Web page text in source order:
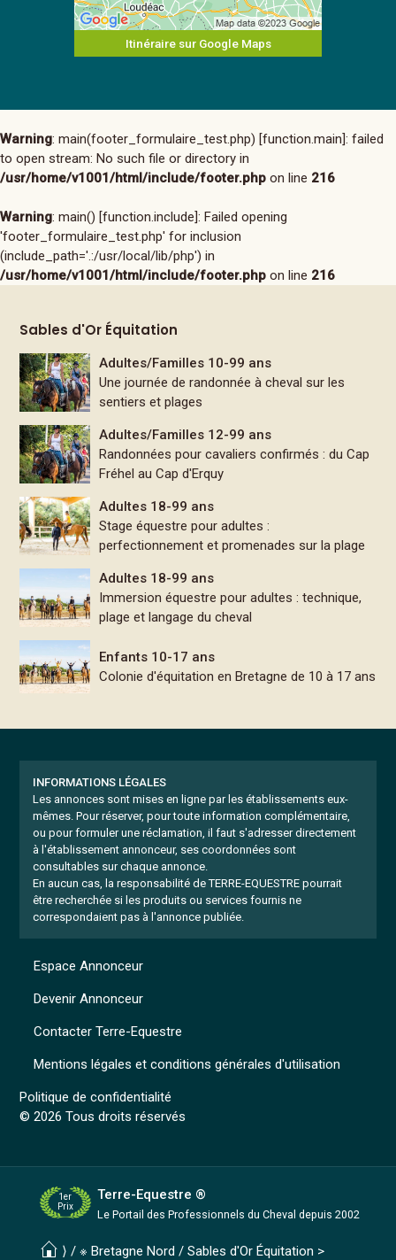
Itinéraire sur Google Maps
Warning: main(footer_formulaire_test.php) [function.main]: failed
to open stream: No such file or directory in
/usr/home/v1001/html/include/footer.php on line 216
Warning: main() [function.include]: Failed opening
'footer_formulaire_test.php' for inclusion
(include_path='.:/usr/local/lib/php') in
/usr/home/v1001/html/include/footer.php on line 216
Sables d'Or Équitation
Adultes/Familles 10-99 ans
Une journée de randonnée à cheval sur les
sentiers et plages
Adultes/Familles 12-99 ans
Randonnées pour cavaliers confirmés : du Cap
Fréhel au Cap d'Erquy
Adultes 18-99 ans
Stage équestre pour adultes :
perfectionnement et promenades sur la plage
Adultes 18-99 ans
Immersion équestre pour adultes : technique,
plage et langage du cheval
Enfants 10-17 ans
Colonie d'équitation en Bretagne de 10 à 17 ans
INFORMATIONS LÉGALES
Les annonces sont mises en ligne par les établissements eux-
mêmes. Pour réserver, pour toute information complémentaire,
ou pour formuler une réclamation, il faut s'adresser directement
à l'établissement annonceur, ses coordonnées sont
consultables sur chaque annonce.
En aucun cas, la responsabilité de TERRE-EQUESTRE pourrait
être recherchée si les produits ou services fournis ne
correspondaient pas à l'annonce publiée.
Mentions légales et conditions générales d'utilisation
Politique de confidentialité
© 2026 Tous droits réservés
Espace Annonceur
Devenir Annonceur
Contacter Terre-Equestre
1er
Prix
Terre-Equestre ®
Le Portail des Professionnels du Cheval depuis 2002
⟩ / ※ Bretagne Nord / Sables d'Or Équitation >